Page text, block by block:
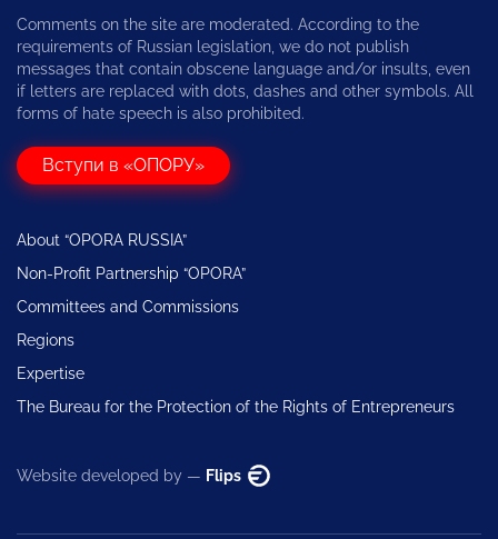
Comments on the site are moderated. According to the
requirements of Russian legislation, we do not publish
messages that contain obscene language and/or insults, even
if letters are replaced with dots, dashes and other symbols. All
forms of hate speech is also prohibited.
Вступи в «ОПОРУ»
About “OPORA RUSSIA”
Non-Profit Partnership “OPORA”
Committees and Commissions
Regions
Expertise
The Bureau for the Protection of the Rights of Entrepreneurs
Website developed by — Flips